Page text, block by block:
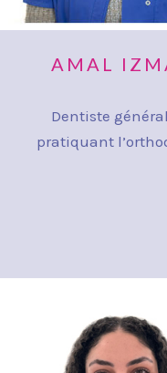
AMAL
Dentiste
pratiquant